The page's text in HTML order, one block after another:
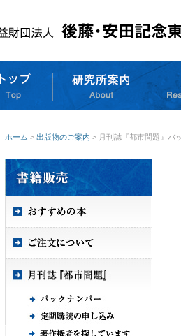
ホーム > 出版物のご案内 > 月刊誌『都市問題』バ